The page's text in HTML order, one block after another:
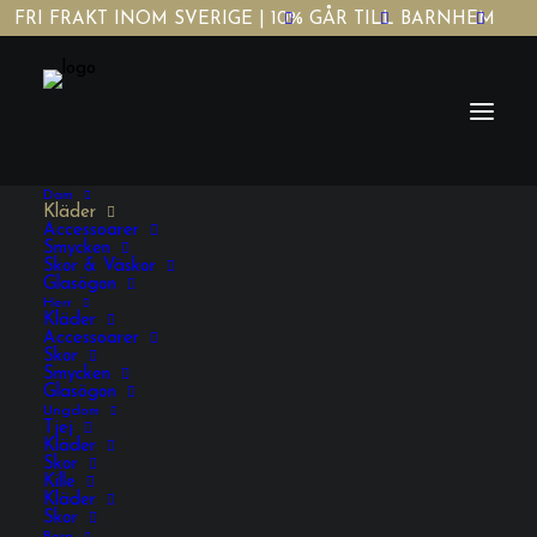
FRI FRAKT INOM SVERIGE | 10% GÅR TILL BARNHEM
Dam
Kläder
Accessoarer
Smycken
Skor & Väskor
Glasögon
Herr
Kläder
Accessoarer
Skor
Smycken
Glasögon
Ungdom
Tjej
Kläder
Skor
Kille
Kläder
Skor
Elegant grå damskjorta
239,00
Elegant
grå